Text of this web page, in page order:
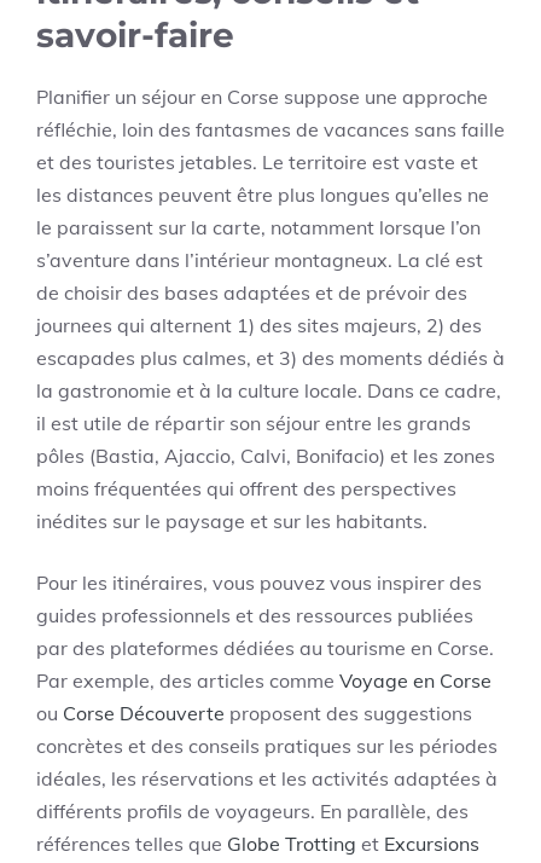
savoir-faire
Planifier un séjour en Corse suppose une approche
réfléchie, loin des fantasmes de vacances sans faille
et des touristes jetables. Le territoire est vaste et
les distances peuvent être plus longues qu’elles ne
le paraissent sur la carte, notamment lorsque l’on
s’aventure dans l’intérieur montagneux. La clé est
de choisir des bases adaptées et de prévoir des
journees qui alternent 1) des sites majeurs, 2) des
escapades plus calmes, et 3) des moments dédiés à
la gastronomie et à la culture locale. Dans ce cadre,
il est utile de répartir son séjour entre les grands
pôles (Bastia, Ajaccio, Calvi, Bonifacio) et les zones
moins fréquentées qui offrent des perspectives
inédites sur le paysage et sur les habitants.
Pour les itinéraires, vous pouvez vous inspirer des
guides professionnels et des ressources publiées
par des plateformes dédiées au tourisme en Corse.
Par exemple, des articles comme Voyage en Corse
ou Corse Découverte proposent des suggestions
concrètes et des conseils pratiques sur les périodes
idéales, les réservations et les activités adaptées à
différents profils de voyageurs. En parallèle, des
références telles que Globe Trotting et Excursions